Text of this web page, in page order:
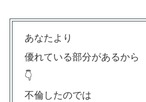
あなたより
優れている部分があるから
👇
不倫したのでは